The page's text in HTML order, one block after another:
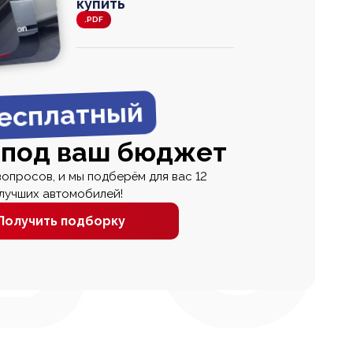
000
купить
.PDF
ваш бюджет
и мы подберём для вас 12
автомобилей!
подборку